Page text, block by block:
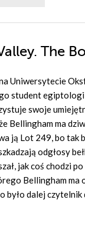
The
Uniwersytecie
student
swoje
ma
ją Lot 249, bo tak
odgłosy
jak coś chodzi
Bellingham
było dalej